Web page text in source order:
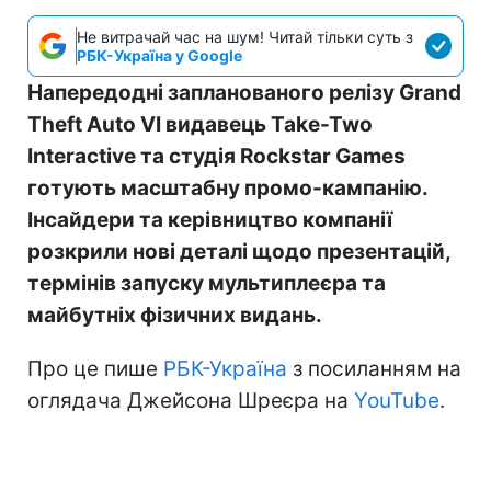
Не витрачай час на шум! Читай тільки суть з
РБК-Україна у Google
Напередодні запланованого релізу Grand
Theft Auto VI видавець Take-Two
Interactive та студія Rockstar Games
готують масштабну промо-кампанію.
Інсайдери та керівництво компанії
розкрили нові деталі щодо презентацій,
термінів запуску мультиплеєра та
майбутніх фізичних видань.
Про це пише РБК-Україна з посиланням на
оглядача Джейсона Шреєра на YouTube.